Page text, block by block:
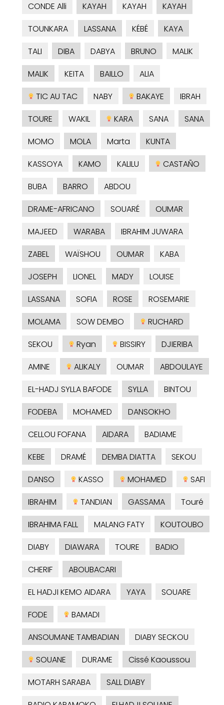
CONDE Alli
KAYAH KAYAH
KAYAH
TOUNKARA
LASSANA KÉBÉ
KAYA
TALI
DIBA DABYA BRUNO
MALIK
MALIK
KEITA BAILLO
ALIA
TIC AU TAC
NABY BAKAYE
IBRAH
TOURE
WAKIL KARA SANA
SANA
MOMO
MOLA Marta
KUNTA
KASSOYA
KAMO KALILU
CASTAÑO
BUBA
BARRO
ABDOU
DRAME-AFRICANO
SOUARÉ
OUMAR
MAJEED
WARABA
IBRAHIM JUWARA
ZABEL
WAÏSHOU OUMAR
KABA
JOSEPH
LIONEL MADY
LOUISE
LASSANA
SOFIA ROSE
ROSEMARIE
MOLAMA
SOW DEMBO
RUCHARD
SEKOU
Ryan BISSIRY
DJIERIBA
AMINE
ALIKALY OUMAR
ABDOULAYE
EL-HADJ SYLLA BAFODE
SYLLA
BINTOU
FODEBA
MOHAMED
DANSOKHO
CELLOU FOFANA
AIDARA
BADIAME
KEBE
DRAMÉ DEMBA DIATTA
SEKOU
DANSO
KASSO MOHAMED
SAFI
IBRAHIM
TANDIAN GASSAMA
Touré
IBRAHIMA FALL
MALANG FATY
KOUTOUBO
DIABY
DIAWARA TOURE
BADIO
CHERIF
ABOUBACARI
EL HADJI KEMO AIDARA
YAYA
SOUARE
FODE
BAMADI
ANSOUMANE TAMBADIAN
DIABY SECKOU
SOUANE
DURAME
Cissé Kaoussou
MOTARH SARABA
SALL DIABY